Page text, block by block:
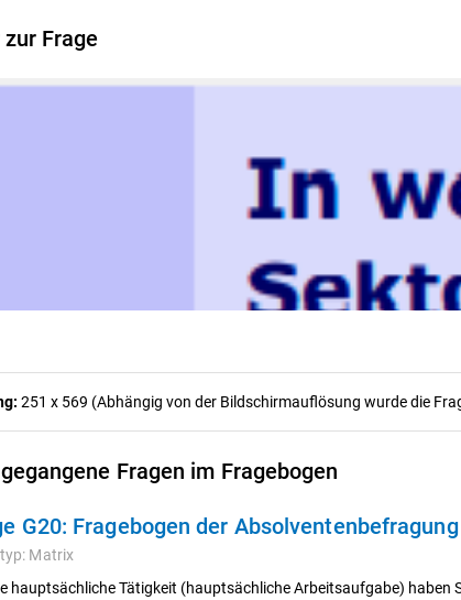
Frage
251 x 569 (Abhängig von der Bildschirmauflösung wurde die
Fragen im Fragebogen
G20: Fragebogen der
Matrix
hauptsächliche Tätigkeit (hauptsächliche Arbeitsaufgabe) haben